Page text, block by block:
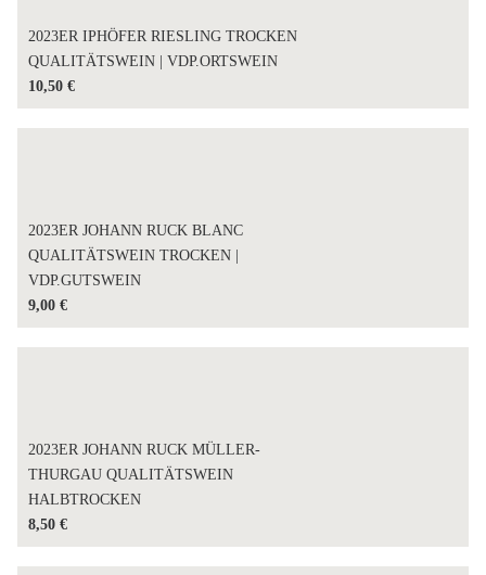
2023ER IPHÖFER RIESLING TROCKEN
QUALITÄTSWEIN | VDP.ORTSWEIN
10,50€
2023ER JOHANN RUCK BLANC
QUALITÄTSWEIN TROCKEN |
VDP.GUTSWEIN
9,00€
2023ER JOHANN RUCK MÜLLER-
THURGAU QUALITÄTSWEIN
HALBTROCKEN
8,50€